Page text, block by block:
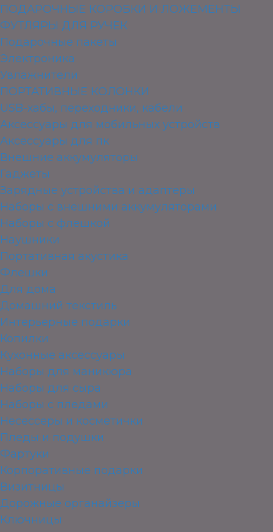
ПОДАРОЧНЫЕ КОРОБКИ И ЛОЖЕМЕНТЫ
ФУТЛЯРЫ ДЛЯ РУЧЕК
Подарочные пакеты
Электроника
Увлажнители
ПОРТАТИВНЫЕ КОЛОНКИ
USB-хабы, переходники, кабели
Аксессуары для мобильных устройств
Аксессуары для пк
Внешние аккумуляторы
Гаджеты
Зарядные устройства и адаптеры
Наборы с внешними аккумуляторами
Наборы с флешкой
Наушники
Портативная акустика
Флешки
Для дома
Домашний текстиль
Интерьерные подарки
Копилки
Кухонные аксессуары
Наборы для маникюра
Наборы для сыра
Наборы с пледами
Несессеры и косметички
Пледы и подушки
Фартуки
Корпоративные подарки
Визитницы
Дорожные органайзеры
Ключницы